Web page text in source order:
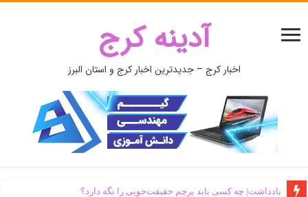
آدینه کرج
اخبار کرج – جدیدترین اخبار کرج و استان البرز
یادداشت| ‌چه کسی باید پرچم حقیقت‌جویی را نگه دارد؟